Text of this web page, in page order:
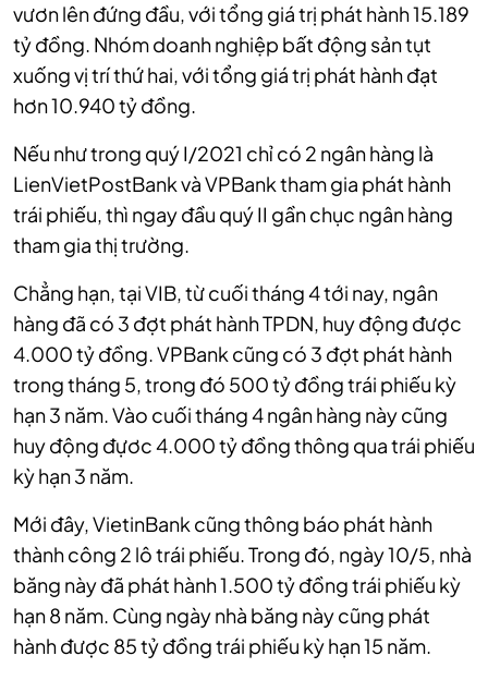
vươn lên đứng đầu, với tổng giá trị phát hành 15.189
tỷ đồng. Nhóm doanh nghiệp bất động sản tụt
xuống vị trí thứ hai, với tổng giá trị phát hành đạt
hơn 10.940 tỷ đồng.
Nếu như trong quý I/2021 chỉ có 2 ngân hàng là
LienVietPostBank và VPBank tham gia phát hành
trái phiếu, thì ngay đầu quý II gần chục ngân hàng
tham gia thị trường.
Chẳng hạn, tại VIB, từ cuối tháng 4 tới nay, ngân
hàng đã có 3 đợt phát hành TPDN, huy động được
4.000 tỷ đồng. VPBank cũng có 3 đợt phát hành
trong tháng 5, trong đó 500 tỷ đồng trái phiếu kỳ
hạn 3 năm. Vào cuối tháng 4 ngân hàng này cũng
huy động đựơc 4.000 tỷ đồng thông qua trái phiếu
kỳ hạn 3 năm.
Mới đây, VietinBank cũng thông báo phát hành
thành công 2 lô trái phiếu. Trong đó, ngày 10/5, nhà
băng này đã phát hành 1.500 tỷ đồng trái phiếu kỳ
hạn 8 năm. Cùng ngày nhà băng này cũng phát
hành được 85 tỷ đồng trái phiếu kỳ hạn 15 năm.